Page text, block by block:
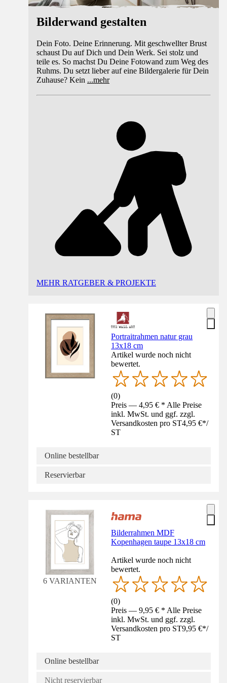
Bilderwand gestalten
Dein Foto. Deine Erinnerung. Mit geschwellter Brust
schaust Du auf Dich und Dein Werk. Sei stolz und
teile es. So machst Du Deine Fotowand zum Weg des
Ruhms. Du setzt lieber auf eine Bildergalerie für Dein
Zuhause? Kein ...mehr
MEHR RATGEBER & PROJEKTE
Portraitrahmen natur grau
13x18 cm
Artikel wurde noch nicht
bewertet.
(0)
Preis — 4,95 € * Alle Preise
inkl. MwSt. und ggf. zzgl.
Versandkosten pro ST4,95 €*/
ST
Online bestellbar
Reservierbar
6 VARIANTEN
Bilderrahmen MDF
Kopenhagen taupe 13x18 cm
Artikel wurde noch nicht
bewertet.
(0)
Preis — 9,95 € * Alle Preise
inkl. MwSt. und ggf. zzgl.
Versandkosten pro ST9,95 €*/
ST
Online bestellbar
Nicht reservierbar